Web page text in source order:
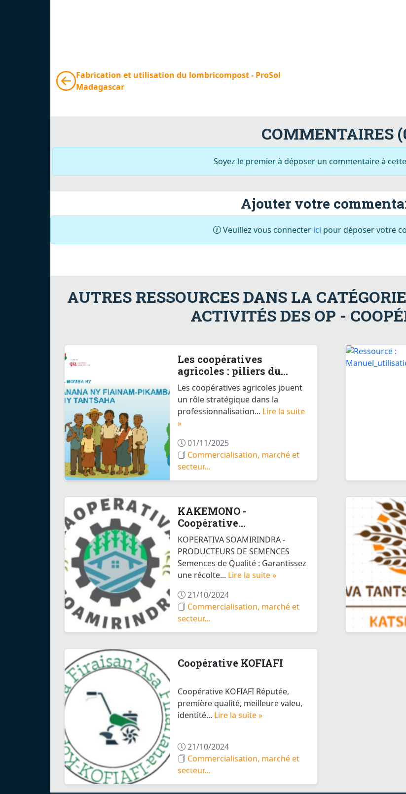
Fabrication et utilisation du lombricompost - ProSol
Madagascar
COMMENTAIRES
Soyez le premier à déposer un commentaire à
Ajouter votre
Veuillez vous connecter ici pour déposer votre
AUTRES RESSOURCES DANS LA
ACTIVITÉS DES OP -
Les coopératives
agricoles : piliers du
dévelop...
Les coopératives agricoles jouent
un rôle stratégique dans la
professionnalisation... Lire la suite
»
01/11/2025
Commercialisation, marché et
secteur...
KAKEMONO -
Coopérative
SOAMIRINDRA
KOPERATIVA SOAMIRINDRA -
PRODUCTEURS DE SEMENCES
Semences de Qualité : Garantissez
une récolte... Lire la suite »
21/10/2024
Commercialisation, marché et
secteur...
Coopérative KOFIAFI
Coopérative KOFIAFI Réputée,
première qualité, meilleure valeu,
identité... Lire la suite »
21/10/2024
Commercialisation, marché et
secteur...